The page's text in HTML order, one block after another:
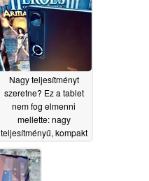
05/09/2026
Nagy teljesítményt
szeretne? Ez a tablet
nem fog elmenni
mellette: nagy
teljesítményű, kompakt
ellenére rengeteg
RAM-mal rendelkezik